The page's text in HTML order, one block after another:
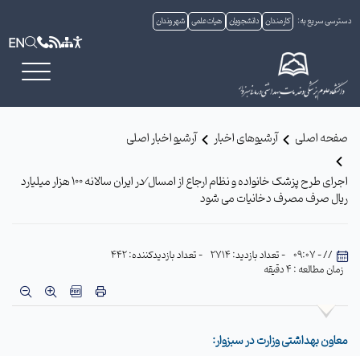
دسترسی سریع به: کارمندان دانشجویان هیات علمی شهروندان
EN
صفحه اصلی آرشیوهای اخبار آرشیو اخبار اصلی
اجرای طرح پزشک خانواده و نظام ارجاع از امسال ⁄در ایران سالانه 100 هزار میلیارد
ریال صرف مصرف دخانیات می شود
// - 09:07 - تعداد بازدید: 2714
- تعداد بازدیدکننده: 442
زمان مطالعه : 4 دقیقه
معاون بهداشتی وزارت در سبزوار: